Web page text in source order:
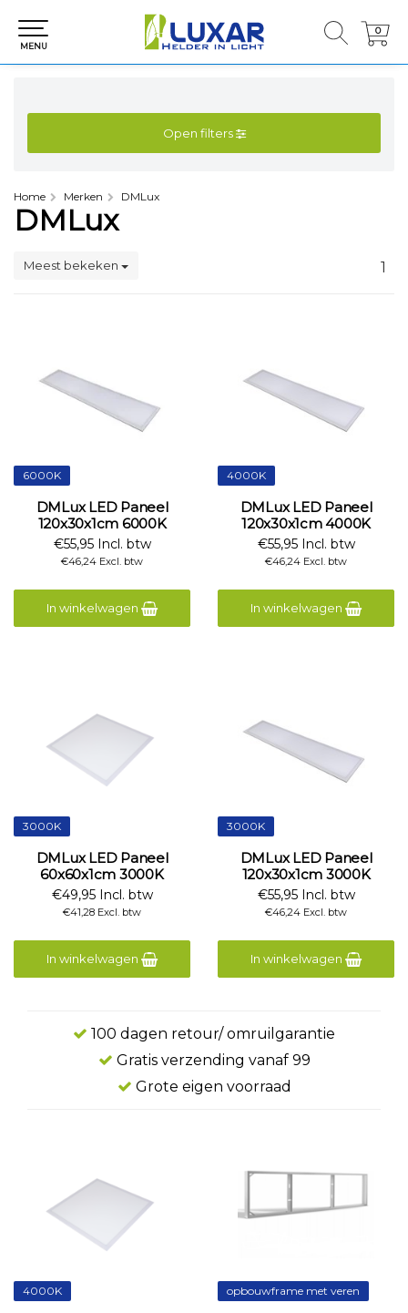
0
0
MENU
Open filters
Home Merken DMLux
DMLux
Meest bekeken 1
6000K
DMLux LED Paneel
120x30x1cm 6000K
€55,95 Incl. btw
€46,24 Excl. btw
In winkelwagen
4000K
DMLux LED Paneel
120x30x1cm 4000K
€55,95 Incl. btw
€46,24 Excl. btw
In winkelwagen
3000K
DMLux LED Paneel
60x60x1cm 3000K
€49,95 Incl. btw
€41,28 Excl. btw
In winkelwagen
3000K
DMLux LED Paneel
120x30x1cm 3000K
€55,95 Incl. btw
€46,24 Excl. btw
In winkelwagen
100 dagen retour/ omruilgarantie
Gratis verzending vanaf 99
Grote eigen voorraad
4000K opbouwframe met veren